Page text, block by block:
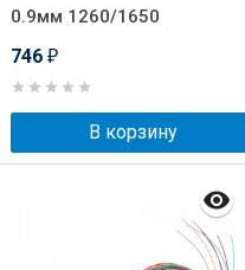
0.9мм 1260/1650
746 ₽
В корзину